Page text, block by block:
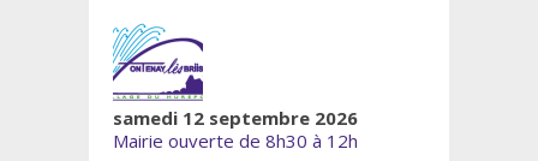
samedi 12 septembre 2026
Mairie ouverte de 8h30 à 12h